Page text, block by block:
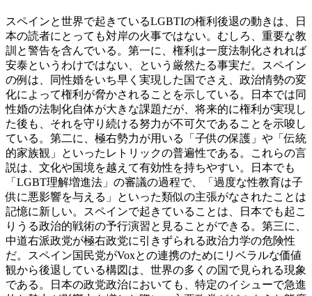
スペインと世界で起きているLGBTIの権利後退の動きは、日
本の読者にとっても対岸の火事ではない。むしろ、重要な教
訓と警告を含んでいる。第一に、権利は一度法制化されれば
安泰というわけではない、という厳然たる事実だ。スペイン
の例は、同性婚をいち早く実現した国でさえ、政治情勢の変
化によって権利が脅かされることを示している。日本では同
性婚の法制化自体が大きな課題だが、将来的に権利が実現し
た後も、それを守り続ける努力が不可欠であることを示唆し
ている。第二に、極右勢力が用いる「子供の保護」や「伝統
的家族観」といったレトリックの普遍性である。これらの言
説は、文化や国境を越えて有効性を持ちやすい。日本でも
「LGBT理解増進法」の審議の過程で、「過度な性教育は子
供に悪影響を与える」といった類似の主張がなされたことは
記憶に新しい。スペインで起きていることは、日本でも起こ
りうる政治的戦術の予行演習と見ることができる。第三に、
中道右派政党が極右政党に引きずられる政治力学の危険性
だ。スペイン国民党がVoxとの連携のためにリベラルな価値
観から後退している構図は、世界の多くの国で見られる現象
である。日本の政党政治においても、特定のイシューで急進